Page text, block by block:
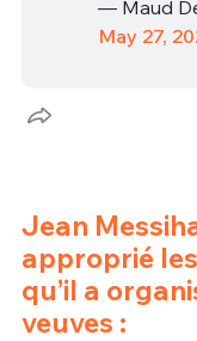
— Maud
May 27,
Jean
approprié
qu’il a
veuves :